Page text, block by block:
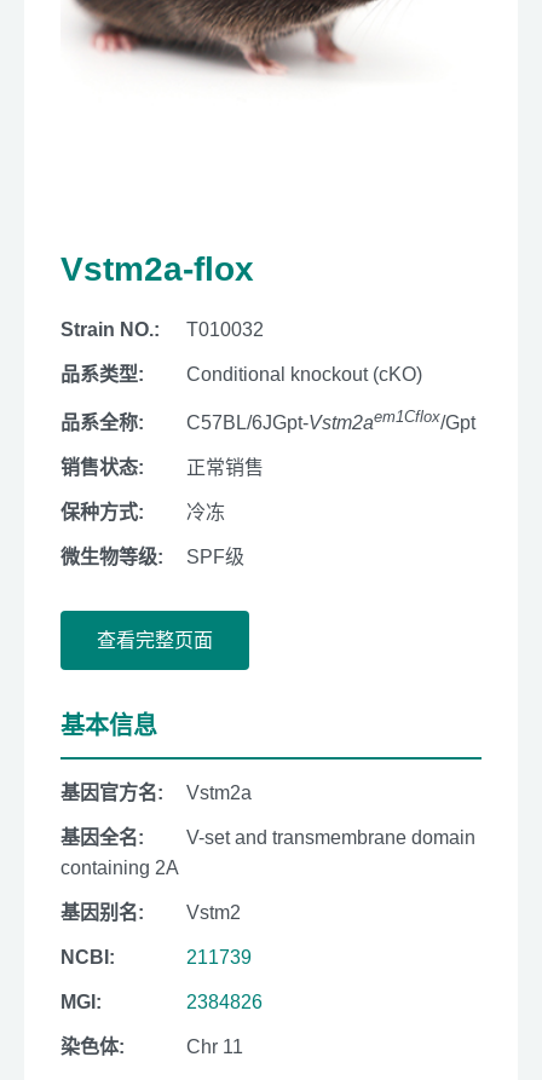
Vstm2a-flox
Strain NO.: T010032
品系类型: Conditional knockout (cKO)
品系全称: C57BL/6JGpt-Vstm2aem1Cflox/Gpt
销售状态: 正常销售
保种方式: 冷冻
微生物等级: SPF级
查看完整页面
基本信息
基因官方名: Vstm2a
基因全名:
V-set and transmembrane domain
containing 2A
基因别名: Vstm2
NCBI: 211739
MGI: 2384826
染色体: Chr 11